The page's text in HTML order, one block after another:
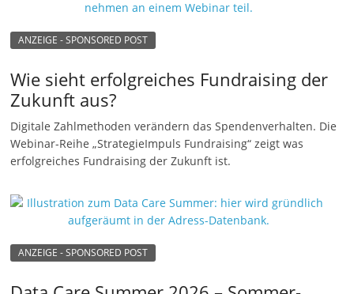
i
n
|
S
t
i
f
u
g
ANZEIGE - SPONSORED POST
Wie sieht erfolgreiches Fundraising der
Zukunft aus?
Digitale Zahlmethoden verändern das Spendenverhalten. Die
Webinar-Reihe „StrategieImpuls Fundraising“ zeigt was
erfolgreiches Fundraising der Zukunft ist.
ANZEIGE - SPONSORED POST